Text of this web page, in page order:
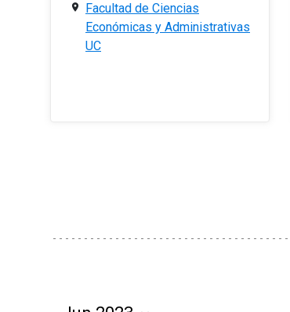
Facultad de Ciencias
Económicas y Administrativas
UC